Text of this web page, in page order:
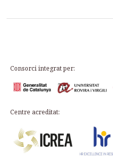
Consorci integrat per:
Centre acreditat: